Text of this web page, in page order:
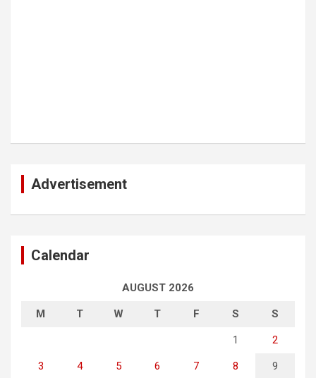
Advertisement
Calendar
AUGUST 2026
M T W T F S S
1 2
3 4 5 6 7 8 9